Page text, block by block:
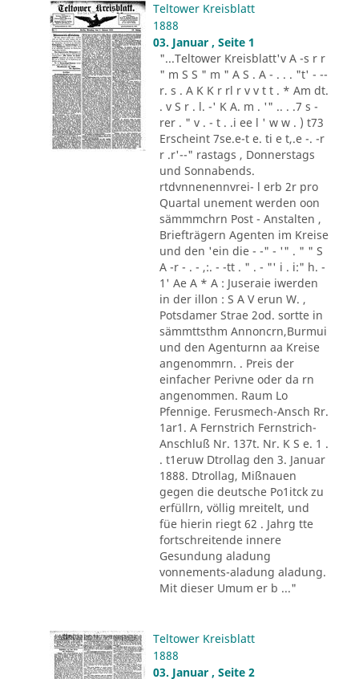
Teltower Kreisblatt
1888
03. Januar , Seite 1
"...Teltower Kreisblatt'v A -s r r
" m S S " m " A S . A - . . . "t' - --
r. s . A K K r rl r v v t t . * Am dt.
. v S r . l. -' K A. m . '" .. . .7 s -
rer . " v . - t . .i ee l ' w w . ) t73
Erscheint 7se.e-t e. ti e t,.e -. -r
r .r'--" rastags , Donnerstags
und Sonnabends.
rtdvnnenennvrei- l erb 2r pro
Quartal unement werden oon
sämmmchrn Post - Anstalten ,
Briefträgern Agenten im Kreise
und den 'ein die - -" - '" . " " S
A -r - . - ,:. - -tt . " . - "' i . i:" h. -
1' Ae A * A : Juseraie iwerden
in der illon : S A V erun W. ,
Potsdamer Strae 2od. sortte in
sämmttsthm Annoncrn,Burmui
und den Agenturnn aa Kreise
angenommrn. . Preis der
einfacher Perivne oder da rn
angenommen. Raum Lo
Pfennige. Ferusmech-Ansch Rr.
1ar1. A Fernstrich Fernstrich-
Anschluß Nr. 137t. Nr. K S e. 1 .
. t1eruw Dtrollag den 3. Januar
1888. Dtrollag, Mißnauen
gegen die deutsche Po1itck zu
erfüllrn, völlig mreitelt, und
füe hierin riegt 62 . Jahrg tte
fortschreitende innere
Gesundung aladung
vonnements-aladung aladung.
Mit dieser Umum er b ..."
Teltower Kreisblatt
1888
03. Januar , Seite 2